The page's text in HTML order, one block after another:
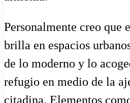
Personalmente creo que
brilla en espacios
de lo moderno y lo
refugio en medio de la
citadina. Elementos